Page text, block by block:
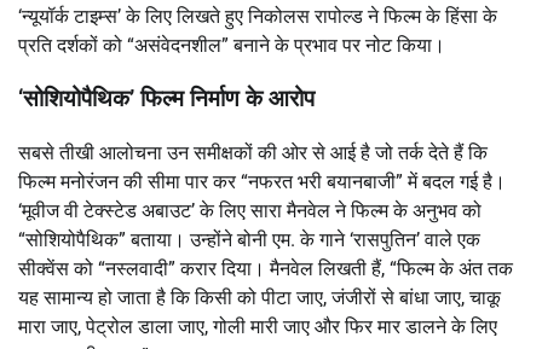
‘न्यूयॉर्क टाइम्स’ के लिए लिखते हुए निकोलस रापोल्ड ने फिल्म के हिंसा के
प्रति दर्शकों को “असंवेदनशील” बनाने के प्रभाव पर नोट किया।
‘सोशियोपैथिक’ फिल्म निर्माण के आरोप
सबसे तीखी आलोचना उन समीक्षकों की ओर से आई है जो तर्क देते हैं कि
फिल्म मनोरंजन की सीमा पार कर “नफरत भरी बयानबाजी” में बदल गई है।
‘मूवीज वी टेक्स्टेड अबाउट’ के लिए सारा मैनवेल ने फिल्म के अनुभव को
“सोशियोपैथिक” बताया। उन्होंने बोनी एम. के गाने ‘रासपुतिन’ वाले एक
सीक्वेंस को “नस्लवादी” करार दिया। मैनवेल लिखती हैं, “फिल्म के अंत तक
यह सामान्य हो जाता है कि किसी को पीटा जाए, जंजीरों से बांधा जाए, चाकू
मारा जाए, पेट्रोल डाला जाए, गोली मारी जाए और फिर मार डालने के लिए